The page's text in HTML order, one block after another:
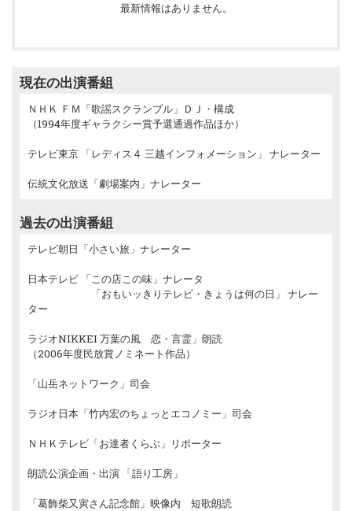
最新情報はありません。
現在の出演番組
ＮＨＫ ＦＭ「歌謡スクランブル」ＤＪ・構成
（1994年度ギャラクシー賞予選通過作品ほか）
テレビ東京 「レディス４ 三越インフォメーション」 ナレーター
伝統文化放送「劇場案内」ナレーター
過去の出演番組
テレビ朝日「小さい旅」ナレーター
日本テレビ 「この店この味」ナレータ
「おもいッきりテレビ・きょうは何の日」 ナレー
ター
ラジオNIKKEI 万葉の風 恋・言霊」朗読
（2006年度民放賞ノミネート作品）
「山岳ネットワーク」司会
ラジオ日本「竹内宏のちょっとエコノミー」司会
ＮＨＫテレビ「お達者くらぶ」リポーター
朗読公演企画・出演 「語り工房」
「葛飾柴又寅さん記念館」映像内 短歌朗読